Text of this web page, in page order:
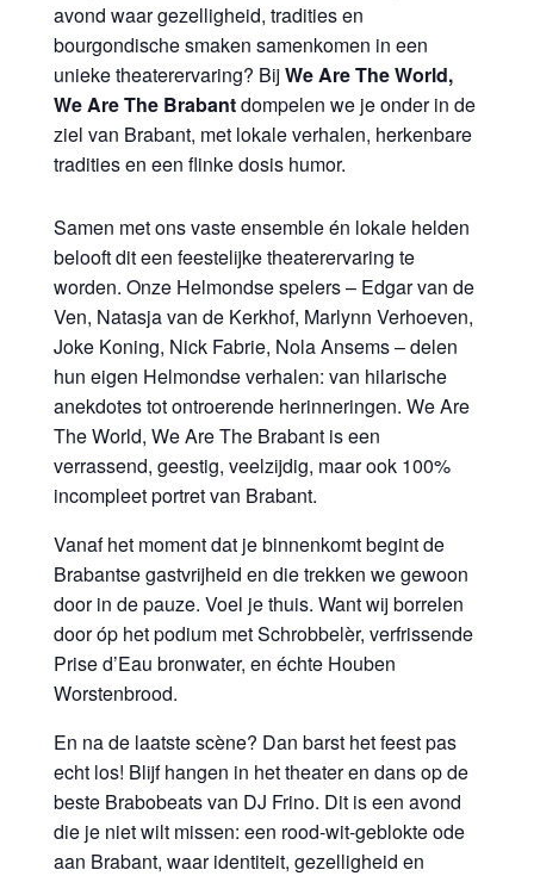
avond waar gezelligheid, tradities en
bourgondische smaken samenkomen in een
unieke theaterervaring? BijWe Are The World,
We Are The Brabantdompelen we je onder in de
ziel van Brabant, met lokale verhalen, herkenbare
tradities en een flinke dosis humor.
Samen met ons vaste ensemble én lokale helden
belooft dit een feestelijke theaterervaring te
worden. Onze Helmondse spelers – Edgar van de
Ven, Natasja van de Kerkhof, Marlynn Verhoeven,
Joke Koning, Nick Fabrie, Nola Ansems – delen
hun eigen Helmondse verhalen: van hilarische
anekdotes tot ontroerende herinneringen. We Are
The World, We Are The Brabant is een
verrassend, geestig, veelzijdig, maar ook 100%
incompleet portret van Brabant.
Vanaf het moment dat je binnenkomt begint de
Brabantse gastvrijheid en die trekken we gewoon
door in de pauze. Voel je thuis. Want wij borrelen
door óp het podium met Schrobbelèr, verfrissende
Prise d’Eau bronwater, en échte Houben
Worstenbrood.
En na de laatste scène? Dan barst het feest pas
echt los! Blijf hangen in het theater en dans op de
beste Brabobeats van DJ Frino. Dit is een avond
die je niet wilt missen: een rood-wit-geblokte ode
aan Brabant, waar identiteit, gezelligheid en